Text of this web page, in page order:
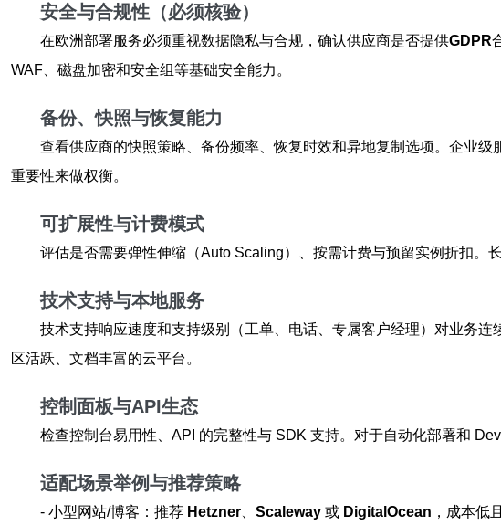
安全与合规性（必须核验）
在欧洲部署服务必须重视数据隐私与合规，确认供应商是否提供GDPR
WAF、磁盘加密和安全组等基础安全能力。
备份、快照与恢复能力
查看供应商的快照策略、备份频率、恢复时效和异地复制选项。企业
重要性来做权衡。
可扩展性与计费模式
评估是否需要弹性伸缩（Auto Scaling）、按需计费与预留实例折扣。
技术支持与本地服务
技术支持响应速度和支持级别（工单、电话、专属客户经理）对业务
区活跃、文档丰富的云平台。
控制面板与API生态
检查控制台易用性、API 的完整性与 SDK 支持。对于自动化部署和
适配场景举例与推荐策略
- 小型网站/博客：推荐 Hetzner Scaleway 或 DigitalOcean ，成本低